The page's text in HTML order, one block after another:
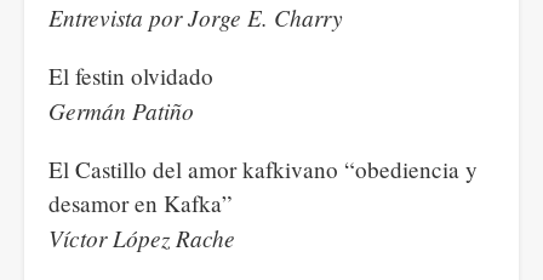
Entrevista por Jorge E. Charry
El festin olvidado
Germán Patiño
El Castillo del amor kafkivano “obediencia y
desamor en Kafka”
Víctor López Rache